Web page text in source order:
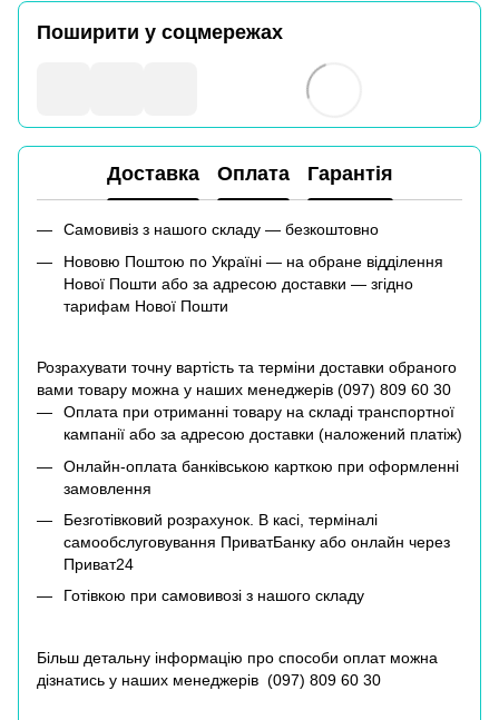
Поширити у соцмережах
Доставка Оплата Гарантія
Самовивіз з нашого складу — безкоштовно
Нововю Поштою по Україні — на обране відділення
Нової Пошти або за адресою доставки — згідно
тарифам Нової Пошти
Розрахувати точну вартість та терміни доставки обраного
вами товару можна у наших менеджерів (097) 809 60 30
Оплата при отриманні товару на складі транспортної
кампанії або за адресою доставки (наложений платіж)
Онлайн-оплата банківською карткою при оформленні
замовлення
Безготівковий розрахунок. В касі, терміналі
самообслуговування ПриватБанку або онлайн через
Приват24
Готівкою при самовивозі з нашого складу
Більш детальну інформацію про способи оплат можна
дізнатись у наших менеджерів (097) 809 60 30